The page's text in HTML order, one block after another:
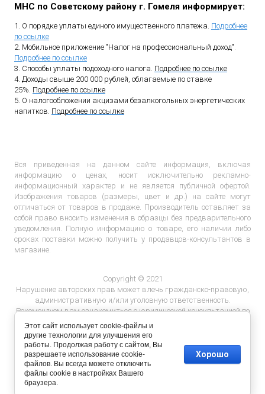
МНС по Советскому району г. Гомеля информирует:
1. О порядке уплаты единого имущественного платежа. Подробнее
по ссылке
2. Мобильное приложение "Налог на профессиональный доход".
Подробнее по ссылке
3. Способы уплаты подоходного налога. Подробнее по ссылке
4. Доходы свыше 200 000 рублей, облагаемые по ставке
25%. Подробнее по ссылке
5. О налогообложении акцизами безалкогольных энергетических
напитков. Подробнее по ссылке
Вся приведенная на данном сайте информация, включая
информацию о ценах, носит исключительно рекламно-
информационный характер и не является публичной офертой.
Изображения товаров (размеры, цвет и др.) на сайте могут
отличаться от товаров в продаже. Производитель оставляет за
собой право вносить изменения в образцы без предварительного
уведомления. Полную информацию о товаре, его наличии либо
сроках поставки можно получить у продавцов-консультантов в
магазине.
Copyright © 2021
Нарушение авторских прав может влечь гражданско-правовую,
административную и/или уголовную ответственность.
Рекомендуем вам ознакомиться с юридической консультацией по
ответственности за нарушение авторских прав.
Этот сайт использует cookie-файлы и
другие технологии для улучшения его
работы. Продолжая работу с сайтом, Вы
разрешаете использование cookie-
файлов. Вы всегда можете отключить
файлы cookie в настройках Вашего
браузера.
Хорошо